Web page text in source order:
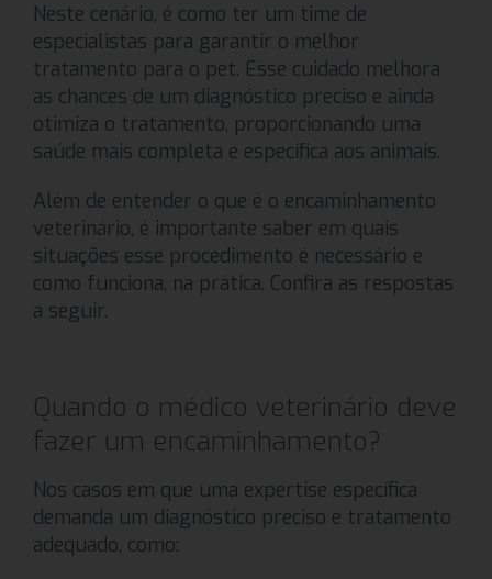
Neste cenário, é como ter um time de
especialistas para garantir o melhor
tratamento para o pet. Esse cuidado melhora
as chances de um diagnóstico preciso e ainda
otimiza o tratamento, proporcionando uma
saúde mais completa e específica aos animais.
Além de entender o que é o encaminhamento
veterinário, é importante saber em quais
situações esse procedimento é necessário e
como funciona, na prática. Confira as respostas
a seguir.
Quando o médico veterinário deve
fazer um encaminhamento?
Nos casos em que uma expertise específica
demanda um diagnóstico preciso e tratamento
adequado, como: